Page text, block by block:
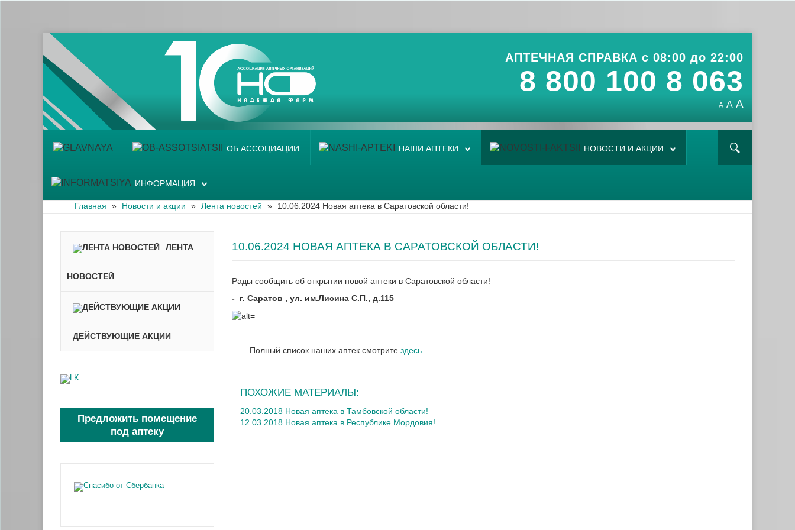
Об ассоциации
Наши аптеки
Новости и акции
Информация
АПТЕЧНАЯ СПРАВКА с 08:00 до 22:00
8 800 100 8 063
A A A
ОБ АССОЦИАЦИИ НАШИ АПТЕКИ НОВОСТИ И АКЦИИ
ИНФОРМАЦИЯ
Главная » Новости и акции » Лента новостей » 10.06.2024 Новая аптека в Саратовской области!
10.06.2024 НОВАЯ АПТЕКА В САРАТОВСКОЙ ОБЛАСТИ!
Рады сообщить об открытии новой аптеки в Саратовской области!
-
г. Саратов , ул. им.Лисина С.П., д.115
Полный список наших аптек смотрите здесь
ПОХОЖИЕ МАТЕРИАЛЫ:
20.03.2018 Новая аптека в Тамбовской области!
12.03.2018 Новая аптека в Республике Мордовия!
ЛЕНТА
НОВОСТЕЙ
ДЕЙСТВУЮЩИЕ АКЦИИ
Предложить помещение
под аптеку